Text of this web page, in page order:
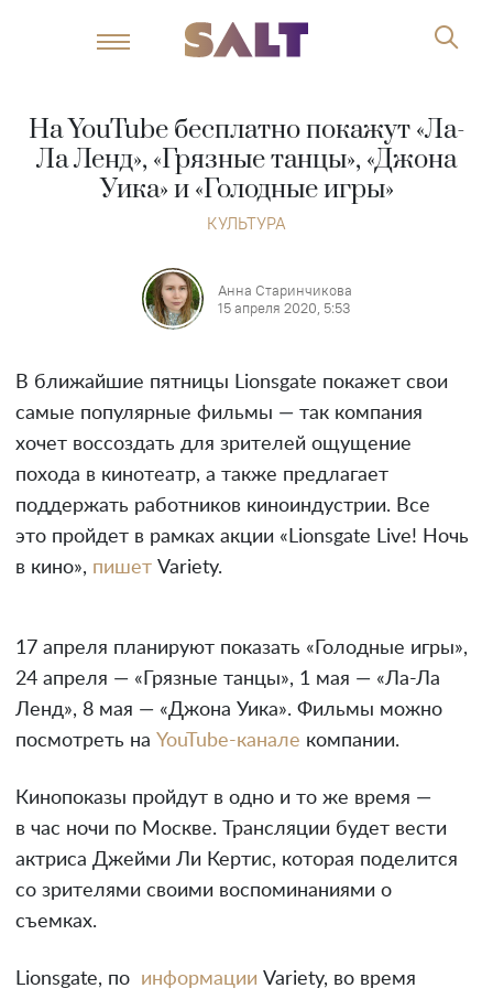
На YouTube бесплатно покажут «Ла-
Ла Ленд», «Грязные танцы», «Джона
Уика» и «Голодные игры»
КУЛЬТУРА
Анна Старинчикова
15 апреля 2020, 5:53
В ближайшие пятницы Lionsgate покажет свои
самые популярные фильмы — так компания
хочет воссоздать для зрителей ощущение
похода в кинотеатр, а также предлагает
поддержать работников киноиндустрии. Все
это пройдет в рамках акции «Lionsgate Live! Ночь
в кино», пишет Variety.
17 апреля планируют показать «Голодные игры»,
24 апреля — «Грязные танцы», 1 мая — «Ла-Ла
Ленд», 8 мая — «Джона Уика». Фильмы можно
посмотреть на YouTube-канале компании.
Кинопоказы пройдут в одно и то же время —
в час ночи по Москве. Трансляции будет вести
актриса Джейми Ли Кертис, которая поделится
со зрителями своими воспоминаниями о
съемках.
Lionsgate, по информации Variety, во время